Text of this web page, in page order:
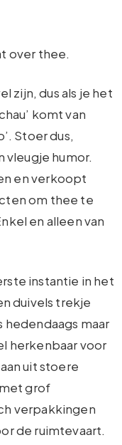
over thee.
zijn, dus als je het
komt van
Stoer dus,
humor.
en verkoopt
om thee te
en alleen van
instantie in het
duivels trekje
maar
herkenbaar voor
uit stoere
grof
verpakkingen
de ruimtevaart.